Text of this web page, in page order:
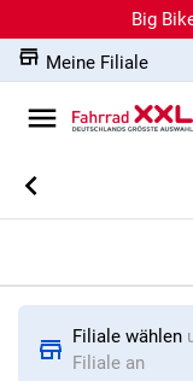
Big
Meine Filiale
Filiale wählen
Filiale an